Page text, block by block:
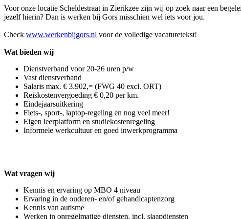
Voor onze locatie Scheldestraat in Zierikzee zijn wij op zoek naar een
jezelf hierin? Dan is werken bij Gors misschien wel iets voor jou.
Check www.werkenbijgors.nl voor de volledige vacaturetekst!
Wat bieden wij
Dienstverband voor 20-26 uren p/w
Vast dienstverband
Salaris max. € 3.902,= (FWG 40 excl. ORT)
Reiskostenvergoeding € 0,20 per km.
Eindejaarsuitkering
Fiets-, sport-, laptop-regeling en nog veel meer!
Eigen leerplatform en studiekostenregeling
Informele werkcultuur en goed inwerkprogramma
Wat vragen wij
Kennis en ervaring op MBO 4 niveau
Ervaring in de ouderen- en/of gehandicaptenzorg
Kennis van autisme
Werken in onregelmatige diensten, incl. slaapdiensten